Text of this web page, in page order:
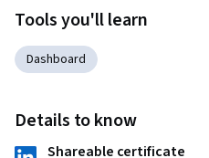
Tools you'll learn
Dashboard
Details to know
Shareable certificate